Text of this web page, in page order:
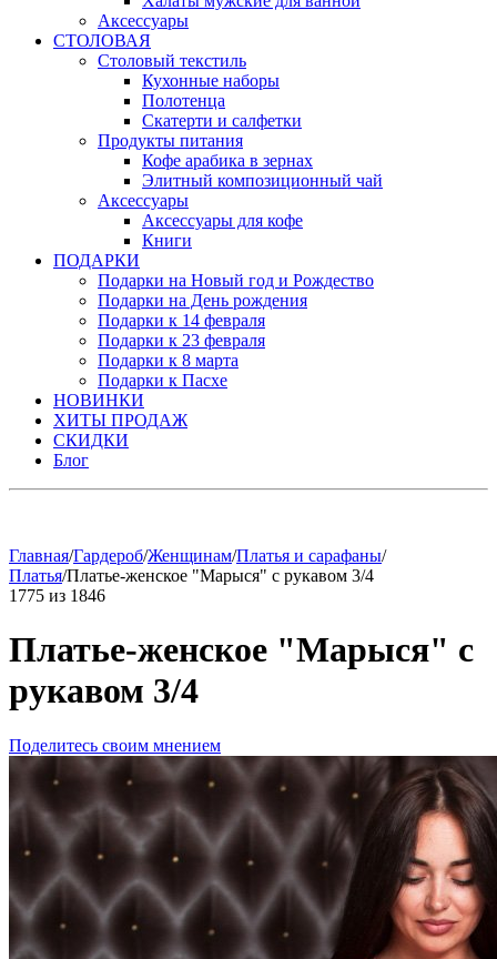
Аксессуары
СТОЛОВАЯ
Столовый текстиль
Кухонные наборы
Полотенца
Скатерти и салфетки
Продукты питания
Кофе арабика в зернах
Элитный композиционный чай
Аксессуары
Аксессуары для кофе
Книги
ПОДАРКИ
Подарки на Новый год и Рождество
Подарки на День рождения
Подарки к 14 февраля
Подарки к 23 февраля
Подарки к 8 марта
Подарки к Пасхе
НОВИНКИ
ХИТЫ ПРОДАЖ
СКИДКИ
Блог
Главная/Гардероб/Женщинам/Платья и сарафаны/
Платья/Платье-женское "Марыся" с рукавом 3/4
1775 из 1846
Платье-женское "Марыся" с
рукавом 3/4
Поделитесь своим мнением